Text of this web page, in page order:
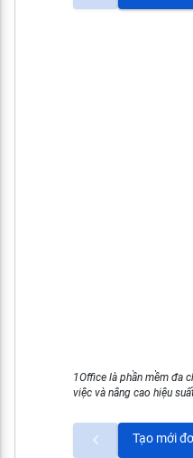
1Office là phần mềm đa
việc và nâng cao hiệu
Tạo mới